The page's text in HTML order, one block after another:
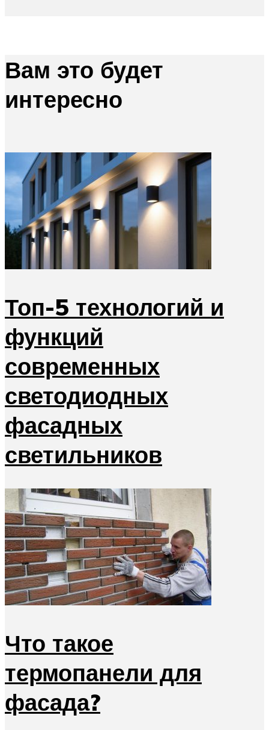
Вам это будет
интересно
Топ-5 технологий и
функций
современных
светодиодных
фасадных
светильников
Что такое
термопанели для
фасада?